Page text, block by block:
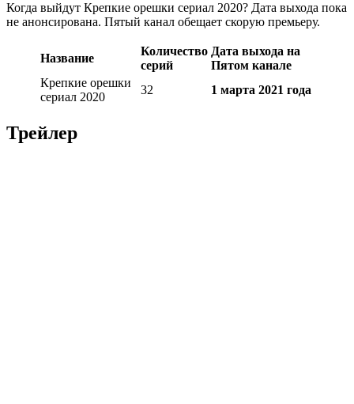
Когда выйдут Крепкие орешки сериал 2020? Дата выхода пока
не анонсирована. Пятый канал обещает скорую премьеру.
Название
Количество
серий
Дата выхода на
Пятом канале
Крепкие орешки
сериал 2020
32 1 марта 2021 года
Трейлер